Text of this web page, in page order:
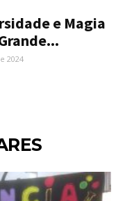
e Magia
2024